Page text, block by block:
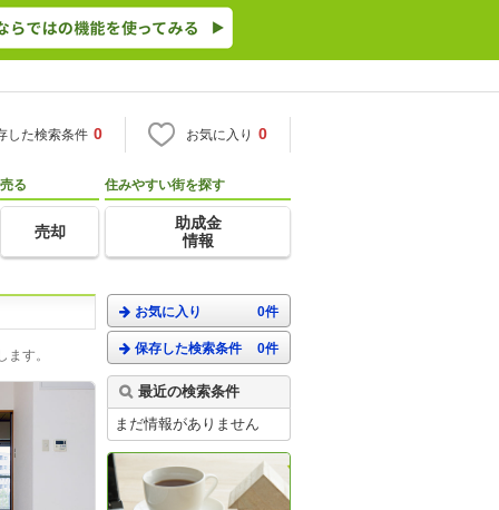
した検索条件 0 お気に入り 0
売る
売却
住みやすい街を探す
助成金
情報
す。
お気に入り 0件
保存した検索条件 0件
最近の検索条件
まだ情報がありません